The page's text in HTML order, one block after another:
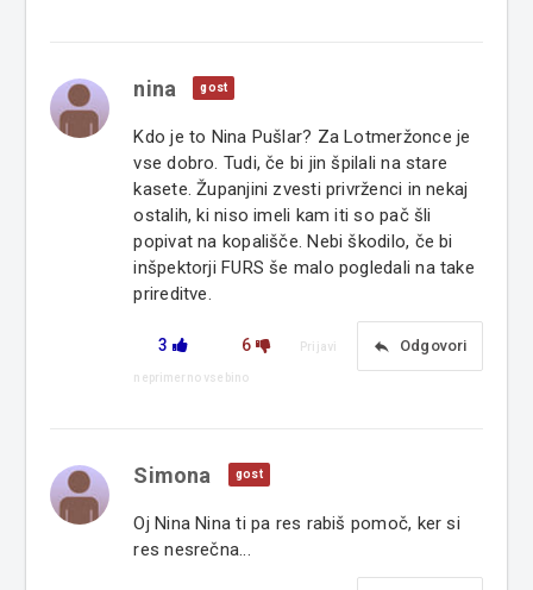
nina gost
Kdo je to Nina Pušlar? Za Lotmeržonce je
vse dobro. Tudi, če bi jin špilali na stare
kasete. Županjini zvesti privrženci in nekaj
ostalih, ki niso imeli kam iti so pač šli
popivat na kopališče. Nebi škodilo, če bi
inšpektorji FURS še malo pogledali na take
prireditve.
3 6 reply Odgovori
Prijavi
neprimerno vsebino
Simona gost
Oj Nina Nina ti pa res rabiš pomoč, ker si
res nesrečna...